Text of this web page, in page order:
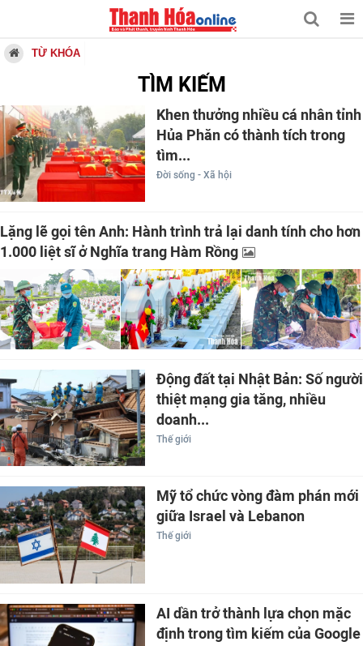
TỪ KHÓA
TÌM KIẾM
Khen thưởng nhiều cá nhân tỉnh
Hủa Phăn có thành tích trong
tìm...
Đời sống - Xã hội
Lặng lẽ gọi tên Anh: Hành trình trả lại danh tính cho hơn
1.000 liệt sĩ ở Nghĩa trang Hàm Rồng
Động đất tại Nhật Bản: Số người
thiệt mạng gia tăng, nhiều
doanh...
Thế giới
Mỹ tổ chức vòng đàm phán mới
giữa Israel và Lebanon
Thế giới
AI dần trở thành lựa chọn mặc
định trong tìm kiếm của Google